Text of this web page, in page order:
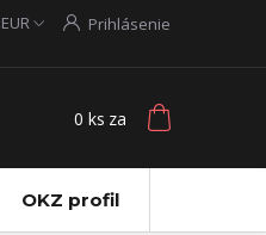
EUR Prihlásenie
0 ks za
OKZ profil